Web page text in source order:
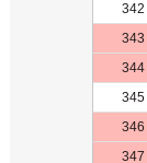
342
343
344
345
346
347